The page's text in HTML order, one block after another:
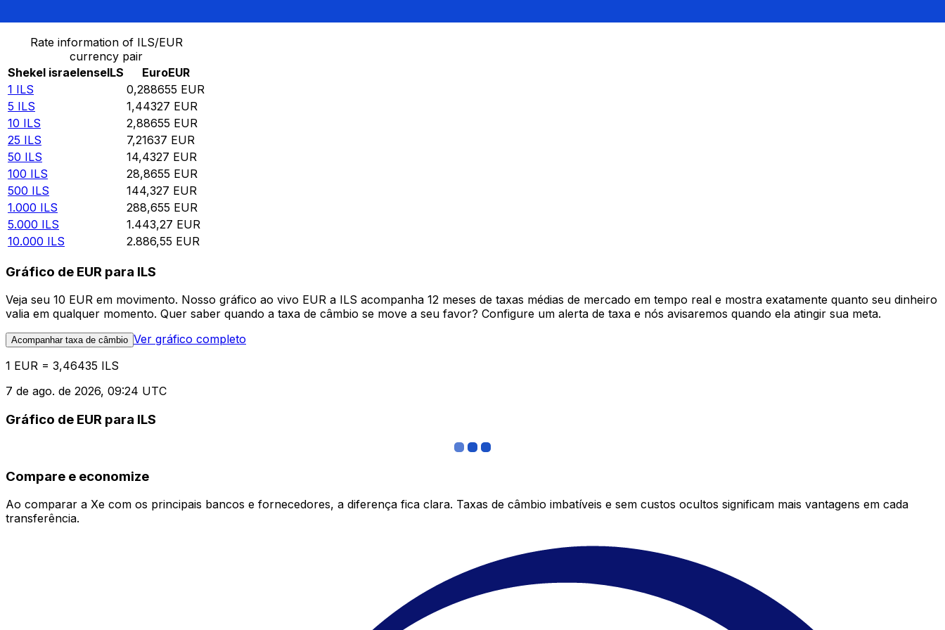
Rate information of ILS/EUR
currency pair
Shekel israelenseILS EuroEUR
1 ILS 0,288655 EUR
5 ILS 1,44327 EUR
10 ILS 2,88655 EUR
25 ILS 7,21637 EUR
50 ILS 14,4327 EUR
100 ILS 28,8655 EUR
500 ILS 144,327 EUR
1.000 ILS 288,655 EUR
5.000 ILS 1.443,27 EUR
10.000 ILS 2.886,55 EUR
Gráfico de EUR para ILS
Veja seu 10 EUR em movimento. Nosso gráfico ao vivo EUR a ILS acompanha 12 meses de taxas médias de mercado em tempo real e mostra exatamente quanto seu dinheiro
valia em qualquer momento. Quer saber quando a taxa de câmbio se move a seu favor? Configure um alerta de taxa e nós avisaremos quando ela atingir sua meta.
Acompanhar taxa de câmbio Ver gráfico completo
1 EUR = 3,46435 ILS
7 de ago. de 2026, 09:24 UTC
Gráfico de EUR para ILS
Compare e economize
Ao comparar a Xe com os principais bancos e fornecedores, a diferença fica clara. Taxas de câmbio imbatíveis e sem custos ocultos significam mais vantagens em cada
transferência.